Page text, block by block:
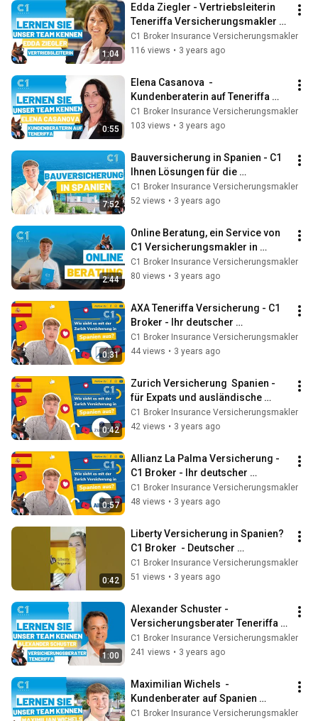
1:04
Edda Ziegler - Vertriebsleiterin
Teneriffa Versicherungsmakler -
C1 Broker Zurich Allianz DKV
C1 Broker Insurance Versicherungsmakler
116 views • 3 years ago
0:55
Elena Casanova  -
Kundenberaterin auf Teneriffa
Versicherungsmakler - C1 Broker
Zurich Allianz DKV
C1 Broker Insurance Versicherungsmakler
103 views • 3 years ago
7:52
Bauversicherung in Spanien - C1
Ihnen Lösungen für die
Zehnjahres-
Schadenversicherung für Ihr
C1 Broker Insurance Versicherungsmakler
52 views • 3 years ago
2:44
Online Beratung, ein Service von
C1 Versicherungsmakler in
Spanien
C1 Broker Insurance Versicherungsmakler
80 views • 3 years ago
0:31
AXA Teneriffa Versicherung - C1
Broker - Ihr deutscher
Versicherungsmakler auf
Teneriffa
C1 Broker Insurance Versicherungsmakler
44 views • 3 years ago
0:42
Zurich Versicherung  Spanien -
für Expats und ausländische
Einwohner in Spanien
C1 Broker Insurance Versicherungsmakler
42 views • 3 years ago
0:57
Allianz La Palma Versicherung -
C1 Broker - Ihr deutscher
Versicherungsmakler auf der
Insel La Palma
C1 Broker Insurance Versicherungsmakler
48 views • 3 years ago
0:42
Liberty Versicherung in Spanien?
C1 Broker  - Deutscher
Versicherungsmakler in Spanien
#shorts
C1 Broker Insurance Versicherungsmakler
51 views • 3 years ago
1:00
Alexander Schuster -
Versicherungsberater Teneriffa
Versicherungsmakler C1 Broker
Zurich Allianz DKV
C1 Broker Insurance Versicherungsmakler
241 views • 3 years ago
Maximilian Wichels  -
Kundenberater auf Spanien
Versicherungsmakler - C1 Broker
C1 Broker Insurance Versicherungsmakler